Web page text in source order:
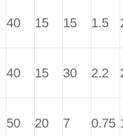
40 15 15 1.5
40 15 30 2.2
50 20 7 0.75